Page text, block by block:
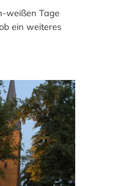
weißen Tage
ein weiteres